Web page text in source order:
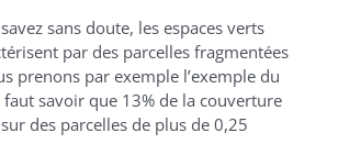
sans doute, les espaces verts
par des parcelles fragmentées
prenons par exemple l’exemple du
savoir que 13% de la couverture
des parcelles de plus de 0,25